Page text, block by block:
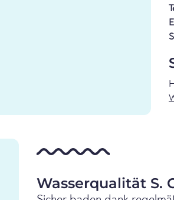
Wasserqualität S.